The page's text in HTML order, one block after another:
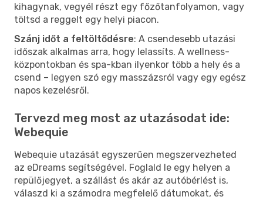
kihagynak, vegyél részt egy főzőtanfolyamon, vagy
töltsd a reggelt egy helyi piacon.
Szánj időt a feltöltődésre: A csendesebb utazási
időszak alkalmas arra, hogy lelassíts. A wellness-
központokban és spa-kban ilyenkor több a hely és a
csend – legyen szó egy masszázsról vagy egy egész
napos kezelésről.
Tervezd meg most az utazásodat ide:
Webequie
Webequie utazását egyszerűen megszervezheted
az eDreams segítségével. Foglald le egy helyen a
repülőjegyet, a szállást és akár az autóbérlést is,
válaszd ki a számodra megfelelő dátumokat, és